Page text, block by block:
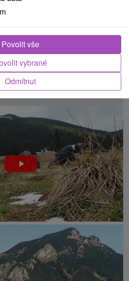
Severné Slovensko, Žilinský kraj,
Hoľa, Oravská Magura
chcete doporučit novou atrakci
Odmítnut
vybrané
Povolit vše